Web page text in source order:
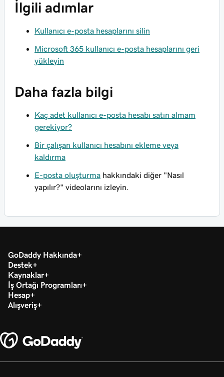
İlgili adımlar
Kullanıcı e-posta hesaplarını silin
Microsoft 365 kullanıcı e-posta hesaplarını geri
yükleyin
Daha fazla bilgi
Kaç adet kullanıcı e-posta hesabı satın almam
gerekiyor?
Bir çalışan kullanıcı hesabını ekleme veya
kaldırma
E-posta oluşturma hakkındaki diğer "Nasıl
yapılır?" videolarını izleyin.
GoDaddy Hakkında
Destek
Kaynaklar
İş Ortağı Programları
Hesap
Alışveriş